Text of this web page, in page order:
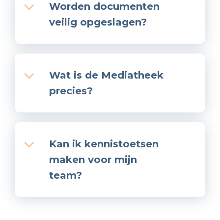
Worden documenten
veilig opgeslagen?
Wat is de Mediatheek
precies?
Kan ik kennistoetsen
maken voor mijn
team?